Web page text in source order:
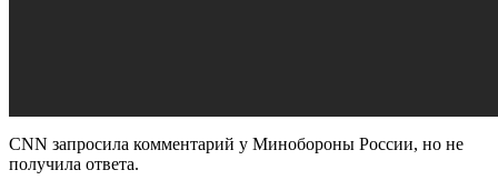
CNN запросила комментарий у Минобороны России, но не
получила ответа.